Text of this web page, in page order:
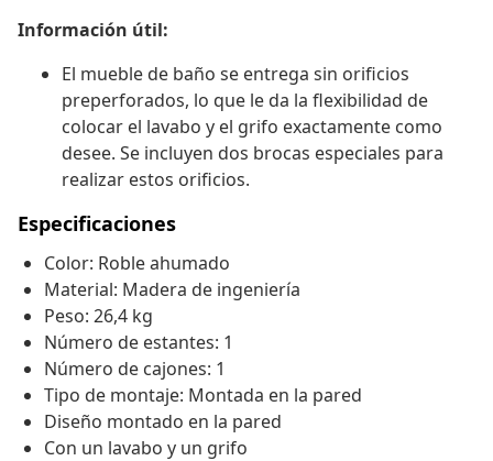
Información útil:
El mueble de baño se entrega sin orificios
preperforados, lo que le da la flexibilidad de
colocar el lavabo y el grifo exactamente como
desee. Se incluyen dos brocas especiales para
realizar estos orificios.
Especificaciones
Color: Roble ahumado
Material: Madera de ingeniería
Peso: 26,4 kg
Número de estantes: 1
Número de cajones: 1
Tipo de montaje: Montada en la pared
Diseño montado en la pared
Con un lavabo y un grifo